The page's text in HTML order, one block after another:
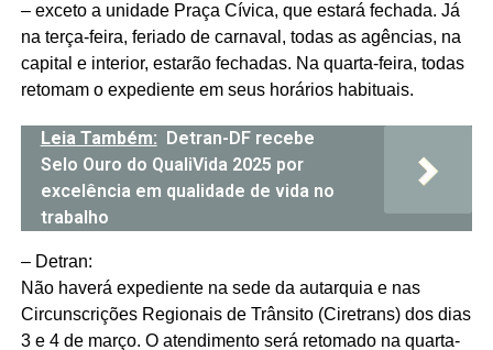
– exceto a unidade Praça Cívica, que estará fechada. Já
na terça-feira, feriado de carnaval, todas as agências, na
capital e interior, estarão fechadas. Na quarta-feira, todas
retomam o expediente em seus horários habituais.
Leia Também:
Detran-DF recebe
Selo Ouro do QualiVida 2025 por
excelência em qualidade de vida no
trabalho
– Detran:
Não haverá expediente na sede da autarquia e nas
Circunscrições Regionais de Trânsito (Ciretrans) dos dias
3 e 4 de março. O atendimento será retomado na quarta-